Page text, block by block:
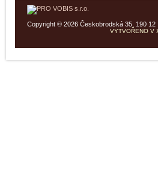
Copyright © 2026 Českobrodská 35, 190 12
VYTVOŘENO V